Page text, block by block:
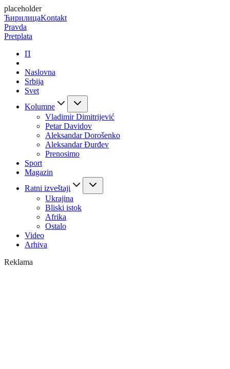
placeholder
ЋирилицаKontakt
Pravda
Pretplata
П
Naslovna
Srbija
Svet
Kolumne
Vladimir Dimitrijević
Petar Davidov
Aleksandar Dorošenko
Aleksandar Đurđev
Prenosimo
Sport
Magazin
Ratni izveštaji
Ukrajina
Bliski istok
Afrika
Ostalo
Video
Arhiva
Reklama